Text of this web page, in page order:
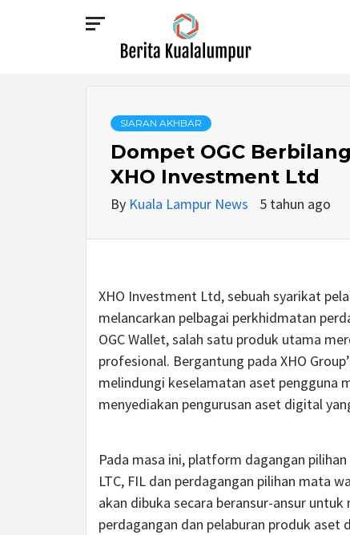
BERITA
KUALALUMPUR
SIARAN AKHBAR
Dompet OGC
XHO Investment Ltd
By Kuala Lampur News 5 tahun ago
XHO Investment Ltd, sebuah syarikat
melancarkan pelbagai perkhidmatan
OGC Wallet, salah satu produk utama
profesional. Bergantung pada XHO
melindungi keselamatan aset pengguna
menyediakan pengurusan aset digital
Pada masa ini, platform dagangan
LTC, FIL dan perdagangan pilihan mata
akan dibuka secara beransur-ansur
perdagangan dan pelaburan produk aset